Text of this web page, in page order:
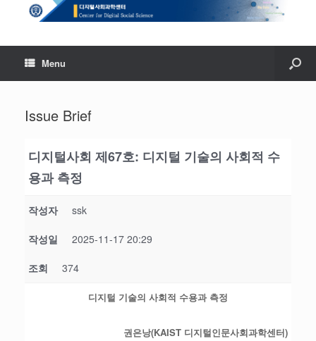
Menu
Issue Brief
디지털사회 제67호: 디지털 기술의 사회적 수
용과 측정
작성자 ssk
작성일 2025-11-17 20:29
조회 374
디지털 기술의 사회적 수용과 측정
권은낭(KAIST 디지털인문사회과학센터)